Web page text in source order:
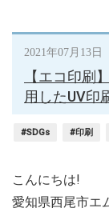
2021年07月13日
【エコ印刷
用したUV印
#SDGs #印刷
こんにちは!
愛知県西尾市エ